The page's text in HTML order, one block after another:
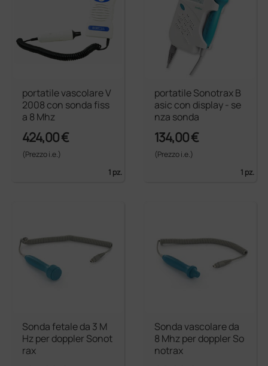
portatile vascolare V
2008 con sonda fiss
a 8 Mhz
424,00 €
(Prezzo i.e.)
1 pz.
portatile Sonotrax B
asic con display - se
nza sonda
134,00 €
(Prezzo i.e.)
1 pz.
Sonda fetale da 3 M
Hz per doppler Sonot
rax
Sonda vascolare da
8 Mhz per doppler So
notrax